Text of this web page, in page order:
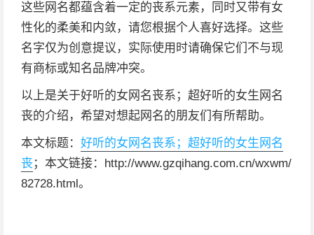
这些网名都蕴含着一定的丧系元素，同时又带有女
性化的柔美和内敛，请您根据个人喜好选择。这些
名字仅为创意提议，实际使用时请确保它们不与现
有商标或知名品牌冲突。
以上是关于好听的女网名丧系；超好听的女生网名
丧的介绍，希望对想起网名的朋友们有所帮助。
本文标题： 好听的女网名丧系；超好听的女生网名
丧；本文链接：http://www.gzqihang.com.cn/wxwm/
82728.html。